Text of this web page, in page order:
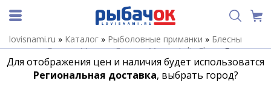
lovisnami.ru » Каталог » Рыболовные приманки » Блесны
летние»Блесны Mepps»Блесны Mepps Aglia Fluo»Блесна
Mepps Aglia Fluo №5 Orange
Блесна Mepps Aglia Fluo №5 Orange
Для отображения цен и наличия будет использоватся
Региональная доставка, выбрать город?